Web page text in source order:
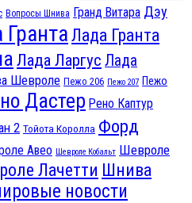
Вопросы Шнива Гранд Витара Дэу
Лада Гранта
Лада Ларгус Лада
Шевроле Пежо 206 Пежо 207 Пежо
Дастер Рено Каптур
2 Тойота Королла Форд
Авео Шевроле Кобальт Шевроле
Лачетти Шнива
новости